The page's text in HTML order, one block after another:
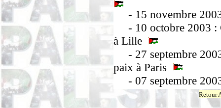
- 15 novembre
- 10 octobre 2003 :
à Lille
- 27 septembre
paix à Paris
- 07 septembre
Retour